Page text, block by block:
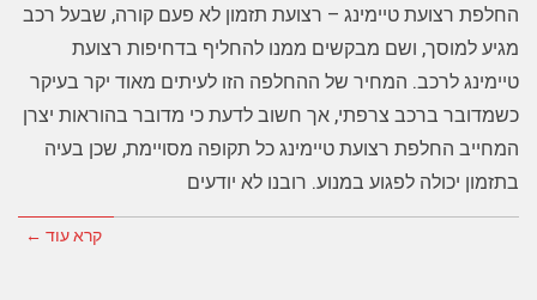
החלפת רצועת טיימינג – רצועת תזמון לא פעם קורה, שבעל רכב
מגיע למוסך, ושם מבקשים ממנו להחליף בדחיפות רצועת
טיימינג לרכב. המחיר של ההחלפה הזו לעיתים מאוד יקר בעיקר
כשמדובר ברכב צרפתי, אך חשוב לדעת כי מדובר בהוראות יצרן
המחייב החלפת רצועת טיימינג כל תקופה מסויימת, שכן בעיה
בתזמון יכולה לפגוע במנוע. רובנו לא יודעים
קרא עוד ←